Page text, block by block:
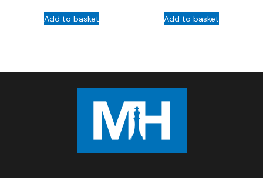
Add to basket Add to basket